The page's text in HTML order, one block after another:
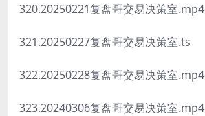
320.20250221复盘哥交易决策室.mp4
321.20250227复盘哥交易决策室.ts
322.20250228复盘哥交易决策室.mp4
323.20240306复盘哥交易决策室.mp4